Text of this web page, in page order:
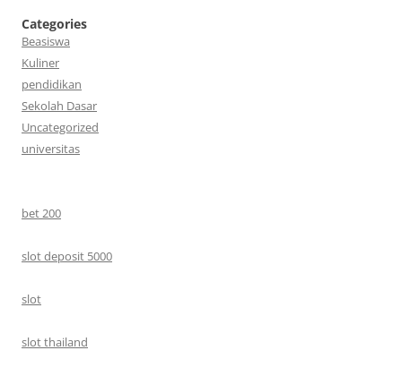
Categories
Beasiswa
Kuliner
pendidikan
Sekolah Dasar
Uncategorized
universitas
bet 200
slot deposit 5000
slot
slot thailand